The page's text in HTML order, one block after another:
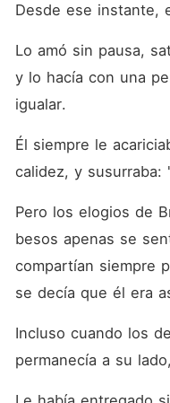
Desde ese instante,
Lo amó sin pausa,
y lo hacía con una
igualar.
Él siempre le
calidez, y susurraba:
Pero los elogios de
besos apenas se
compartían siempre
se decía que él era
Incluso cuando los
permanecía a su